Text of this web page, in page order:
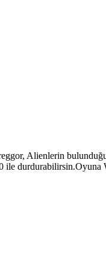
Alienlerin
ile